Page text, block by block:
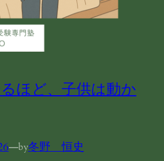
ほど、子供は動か
—by冬野 恒史